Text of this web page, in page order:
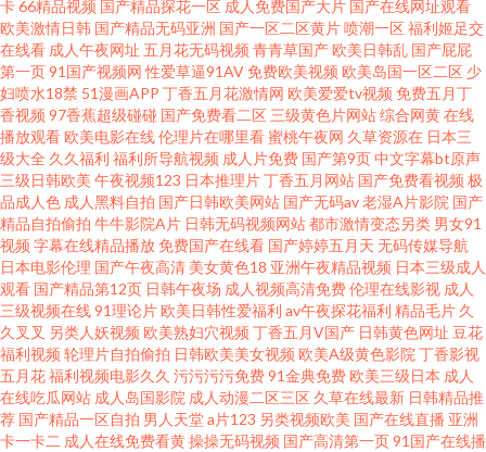
放 青青草男人av 91大香焦Cn 大香蕉伊人成人网 久久玖玖视 日韩无码精品网
址 91次云 成人Aⅴ网站 久久五月蜜桃 深夜AV网 91丝瓜浮力草草 国产又色又
爽视频 日日操超碰 91蜜桃特黄A片 高清无码网站导航 玖玖大香蕉老司机 四
虎亚洲精品 91网红在线观看 国产日韩欧美一区 欧美午夜剧场 91探花一区在
线 黄色小网站 日本綜合成人网 精品二四区 香蕉视频abb 人人插人人 在线看免
费91 国产精品日韩欧 欧美性精品 亚洲黄网2025 Av噜噜福利导航 韩日一区二
区三区 日韩69 91夫妻交换视频
卡66精品视频 国产精品探花一区 成人免费国产大片 国产在线网址观看
欧美激情日韩 国产精品无码亚洲 国产一区二区黄片喷潮一区福利姬足交
在线看 成人午夜网址 五月花无码视频 青青草国产 欧美日韩乱 国产屁屁
第一页91国产视频网 性爱草逼91AV免费欧美视频 欧美岛国一区二区 少
妇喷水18禁 51漫画APP 丁香五月花激情网 欧美爱爱tv视频 免费五月丁
香视频 97香蕉超级碰碰 国产免费看二区三级黄色片网站综合网黄在线
播放观看 欧美电影在线伦理片在哪里看蜜桃午夜网 久草资源在 日本三
级大全 久久福利 福利所导航视频 成人片免费 国产第9页中文字幕bt原声
三级日韩欧美 午夜视频123 日本推理片丁香五月网站 国产免费看视频 极
品成人色 成人黑料自拍 国产日韩欧美网站 国产无码av老湿A片影院 国产
精品自拍偷拍 牛牛影院A片 日韩无码视频网站都市激情变态另类 男女91
视频 字幕在线精品播放免费国产在线看 国产婷婷五月天 无码传媒导航
日本电影伦理 国产午夜高清 美女黄色18 亚洲午夜精品视频 日本三级成人
观看 国产精品第12页 日韩午夜场 成人视频高清免费伦理在线影视 成人
三级视频在线91理论片 欧美日韩性爱福利 av午夜探花福利 精品毛片 久
久叉叉 另类人妖视频 欧美熟妇穴视频 丁香五月V国产 日韩黄色网址 豆花
福利视频 轮理片自拍偷拍 日韩欧美美女视频 欧美A级黄色影院丁香影视
五月花福利视频电影久久 污污污污免费91金典免费 欧美三级日本 成人
在线吃瓜网站 成人岛国影院 成人动漫二区三区 久草在线最新 日韩精品推
荐 国产精品一区自拍 男人天堂a片123 另类视频欧美 国产在线直播 亚洲
卡一卡二 成人在线免费看黄操操无码视频 国产高清第一页91国产在线播